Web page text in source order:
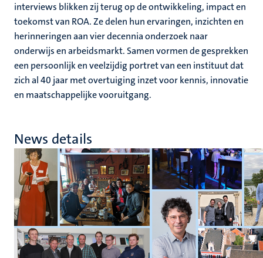
interviews blikken zij terug op de ontwikkeling, impact en
toekomst van ROA. Ze delen hun ervaringen, inzichten en
herinneringen aan vier decennia onderzoek naar
onderwijs en arbeidsmarkt. Samen vormen de gesprekken
een persoonlijk en veelzijdig portret van een instituut dat
zich al 40 jaar met overtuiging inzet voor kennis, innovatie
en maatschappelijke vooruitgang.
News details